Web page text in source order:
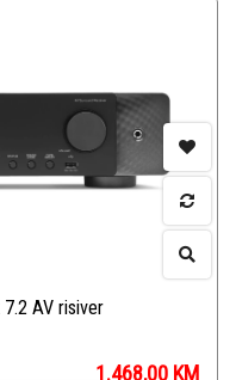
AV risiver
1.468,00 KM